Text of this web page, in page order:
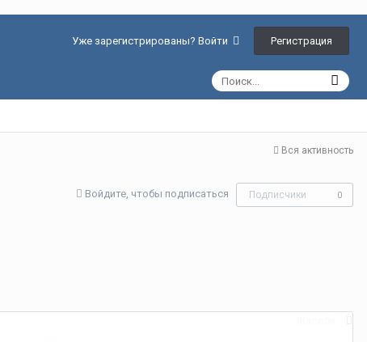
Уже зарегистрированы? Войти Регистрация
Вся активность
Войдите, чтобы подписаться Подписчики 0